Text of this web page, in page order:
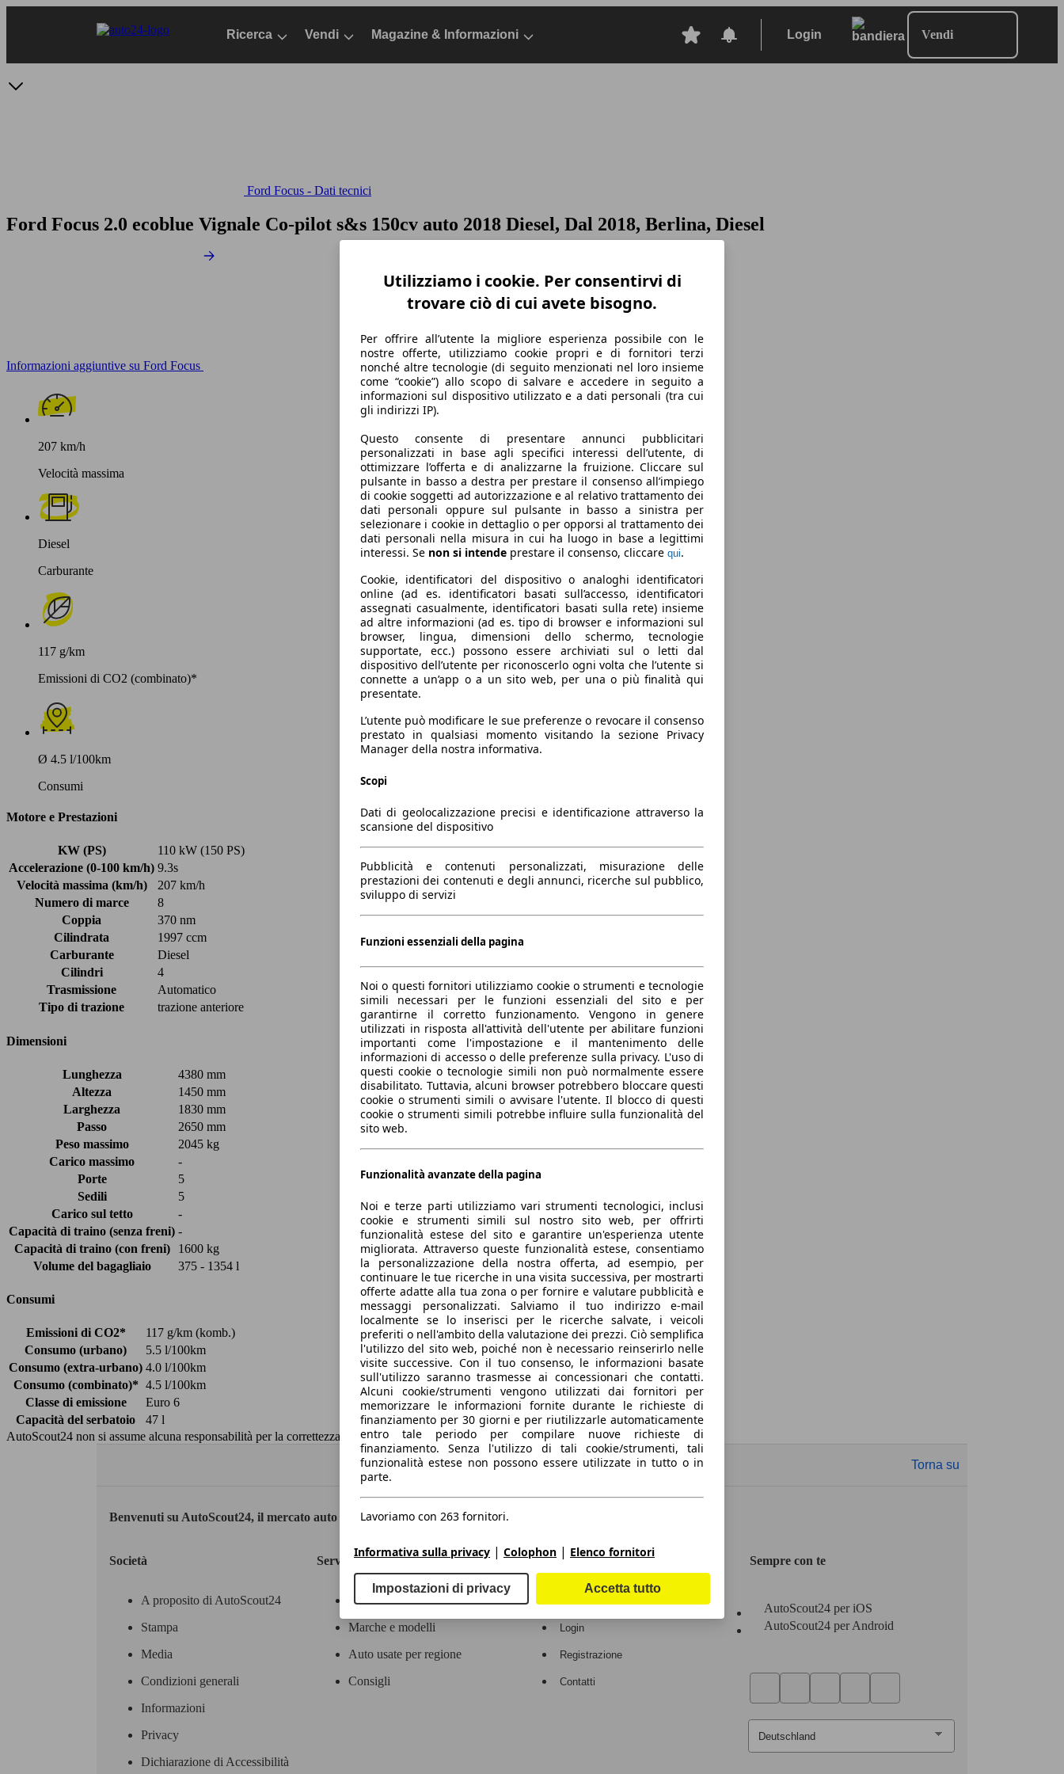
Ricerca Vendi Magazine & Informazioni Login Vendi
Ford Focus - Dati tecnici
Ford Focus 2.0 ecoblue Vignale Co-pilot s&s 150cv auto 2018 Diesel, Dal 2018, Berlina, Diesel
Informazioni aggiuntive su Ford Focus
207 km/h
Velocità massima
Diesel
Carburante
117 g/km
Emissioni di CO2 (combinato)*
Ø 4.5 l/100km
Consumi
Motore e Prestazioni
KW (PS)
110 kW (150 PS)
Accelerazione (0-100 km/h) 9.3s
Velocità massima (km/h)
207 km/h
Numero di marce
8
Coppia
370 nm
Cilindrata
1997 ccm
Carburante
Diesel
Cilindri
4
Trasmissione
Automatico
Tipo di trazione
trazione anteriore
Dimensioni
Lunghezza
4380 mm
Altezza
1450 mm
Larghezza
1830 mm
Passo
2650 mm
Peso massimo
2045 kg
Carico massimo
-
Porte
5
Sedili
5
Carico sul tetto
-
Capacità di traino (senza freni) -
Capacità di traino (con freni)
1600 kg
Volume del bagagliaio
375 - 1354 l
Consumi
Emissioni di CO2*
117 g/km (komb.)
Consumo (urbano)
5.5 l/100km
Consumo (extra-urbano) 4.0 l/100km
Consumo (combinato)* 4.5 l/100km
Classe di emissione
Euro 6
Capacità del serbatoio
47 l
AutoScout24 non si assume alcuna responsabilità per la correttezza dei dati.
Torna su
Benvenuti su AutoScout24, il mercato auto europeo.
Società
A proposito di AutoScout24
Stampa
Media
Condizioni generali
Informazioni
Privacy
Dichiarazione di Accessibilità
Servizi
Contatti
Marche e modelli
Auto usate per regione
Consigli
Area rivenditori
Login
Registrazione
Contatti
Sempre con te
AutoScout24 per iOS
AutoScout24 per Android
Utilizziamo i cookie. Per consentirvi di
trovare ciò di cui avete bisogno.
Per offrire all’utente la migliore esperienza possibile con le
nostre offerte, utilizziamo cookie propri e di fornitori terzi
nonché altre tecnologie (di seguito menzionati nel loro insieme
come “cookie”) allo scopo di salvare e accedere in seguito a
informazioni sul dispositivo utilizzato e a dati personali (tra cui
gli indirizzi IP).
Questo consente di presentare annunci pubblicitari
personalizzati in base agli specifici interessi dell’utente, di
ottimizzare l’offerta e di analizzarne la fruizione. Cliccare sul
pulsante in basso a destra per prestare il consenso all’impiego
di cookie soggetti ad autorizzazione e al relativo trattamento dei
dati personali oppure sul pulsante in basso a sinistra per
selezionare i cookie in dettaglio o per opporsi al trattamento dei
dati personali nella misura in cui ha luogo in base a legittimi
interessi. Se non si intende prestare il consenso, cliccare qui.
Cookie, identificatori del dispositivo o analoghi identificatori
online (ad es. identificatori basati sull’accesso, identificatori
assegnati casualmente, identificatori basati sulla rete) insieme
ad altre informazioni (ad es. tipo di browser e informazioni sul
browser, lingua, dimensioni dello schermo, tecnologie
supportate, ecc.) possono essere archiviati sul o letti dal
dispositivo dell’utente per riconoscerlo ogni volta che l’utente si
connette a un’app o a un sito web, per una o più finalità qui
presentate.
L’utente può modificare le sue preferenze o revocare il consenso
prestato in qualsiasi momento visitando la sezione Privacy
Manager della nostra informativa.
Scopi
Dati di geolocalizzazione precisi e identificazione attraverso la
scansione del dispositivo
Pubblicità e contenuti personalizzati, misurazione delle
prestazioni dei contenuti e degli annunci, ricerche sul pubblico,
sviluppo di servizi
Funzioni essenziali della pagina
Noi o questi fornitori utilizziamo cookie o strumenti e tecnologie
simili necessari per le funzioni essenziali del sito e per
garantirne il corretto funzionamento. Vengono in genere
utilizzati in risposta all'attività dell'utente per abilitare funzioni
importanti come l'impostazione e il mantenimento delle
informazioni di accesso o delle preferenze sulla privacy. L'uso di
questi cookie o tecnologie simili non può normalmente essere
disabilitato. Tuttavia, alcuni browser potrebbero bloccare questi
cookie o strumenti simili o avvisare l'utente. Il blocco di questi
cookie o strumenti simili potrebbe influire sulla funzionalità del
sito web.
Funzionalità avanzate della pagina
Noi e terze parti utilizziamo vari strumenti tecnologici, inclusi
cookie e strumenti simili sul nostro sito web, per offrirti
funzionalità estese del sito e garantire un'esperienza utente
migliorata. Attraverso queste funzionalità estese, consentiamo
la personalizzazione della nostra offerta, ad esempio, per
continuare le tue ricerche in una visita successiva, per mostrarti
offerte adatte alla tua zona o per fornire e valutare pubblicità e
messaggi personalizzati. Salviamo il tuo indirizzo e-mail
localmente se lo inserisci per le ricerche salvate, i veicoli
preferiti o nell'ambito della valutazione dei prezzi. Ciò semplifica
l'utilizzo del sito web, poiché non è necessario reinserirlo nelle
visite successive. Con il tuo consenso, le informazioni basate
sull'utilizzo saranno trasmesse ai concessionari che contatti.
Alcuni cookie/strumenti vengono utilizzati dai fornitori per
memorizzare le informazioni fornite durante le richieste di
finanziamento per 30 giorni e per riutilizzarle automaticamente
entro tale periodo per compilare nuove richieste di
finanziamento. Senza l'utilizzo di tali cookie/strumenti, tali
funzionalità estese non possono essere utilizzate in tutto o in
parte.
Lavoriamo con 263 fornitori.
Informativa sulla privacy | Colophon | Elenco fornitori
Impostazioni di privacy Accetta tutto